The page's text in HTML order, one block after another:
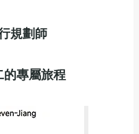
規劃師
專屬旅程